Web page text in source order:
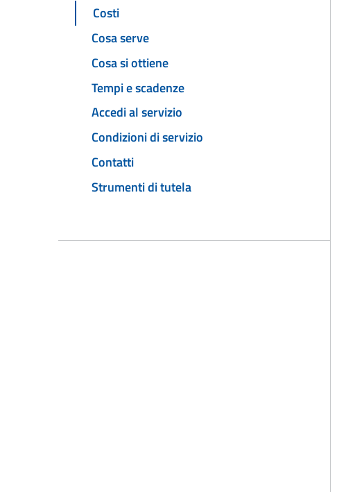
Costi
Cosa serve
Cosa si ottiene
Tempi e scadenze
Accedi al servizio
Condizioni di servizio
Contatti
Strumenti di tutela